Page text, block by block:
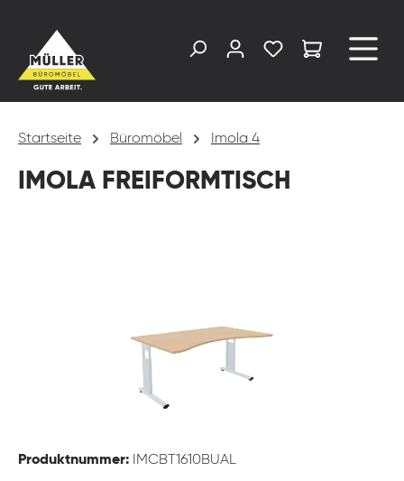
Startseite Büromöbel Imola 4
IMOLA FREIFORMTISCH
Produktnummer: IMCBT1610BUAL